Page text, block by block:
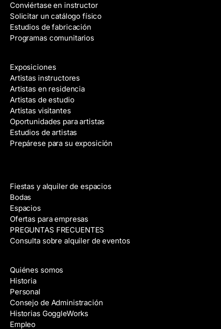
Conviértase en instructor
Solicitar un catálogo físico
Estudios de fabricación
Programas comunitarios
Exposiciones
Artistas instructores
Artistas en residencia
Artistas de estudio
Artistas visitantes
Oportunidades para artistas
Estudios de artistas
Prepárese para su exposición
Fiestas y alquiler de espacios
Bodas
Espacios
Ofertas para empresas
PREGUNTAS FRECUENTES
Consulta sobre alquiler de eventos
Quiénes somos
Historia
Personal
Consejo de Administración
Historias GoggleWorks
Empleo